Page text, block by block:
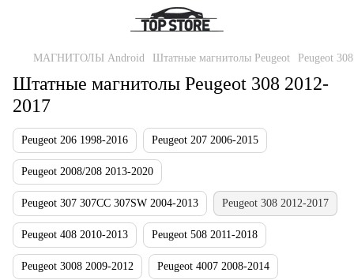
МАГНИТОЛЫ Android Штатные магнитолы Peugeot Peugeot
Штатные магнитолы Peugeot 308 2012-
2017
Peugeot 206 1998-2016 Peugeot 207 2006-2015
Peugeot 2008/208 2013-2020
Peugeot 307 307CC 307SW 2004-2013 Peugeot 308 2012-2017
Peugeot 408 2010-2013 Peugeot 508 2011-2018
Peugeot 3008 2009-2012 Peugeot 4007 2008-2014